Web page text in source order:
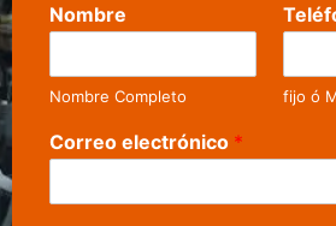
Nombre
Nombre Completo fijo ó
Correo electrónico *